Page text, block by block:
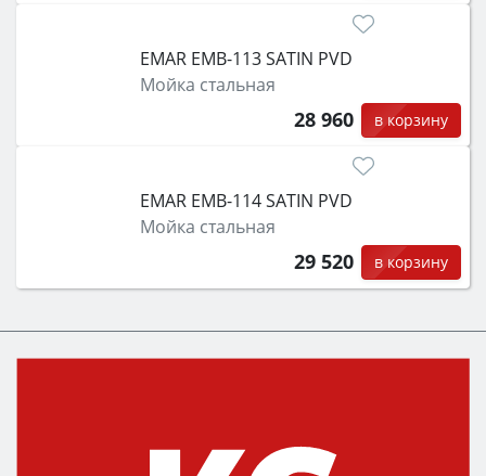
EMAR EMB-113 SATIN PVD
Мойка стальная
28 960 в корзину
EMAR EMB-114 SATIN PVD
Мойка стальная
29 520 в корзину